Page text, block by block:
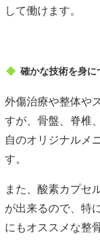
して働けます。
確かな技術を身に
外傷治療や整体や
すが、骨盤、脊椎
自のオリジナルメ
す。
また、酸素カプセ
が出来るので、特
にもオススメな整